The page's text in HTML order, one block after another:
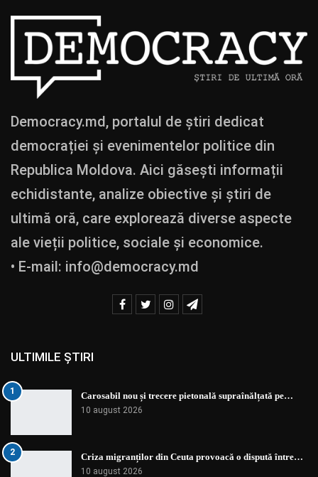
Democracy.md, portalul de știri dedicat
democrației și evenimentelor politice din
Republica Moldova. Aici găsești informații
echidistante, analize obiective și știri de
ultimă oră, care explorează diverse aspecte
ale vieții politice, sociale și economice.
• E-mail: info@democracy.md
ULTIMILE ȘTIRI
1 Carosabil nou și trecere pietonală supraînălțată pe…
10 august 2026
2 Criza migranților din Ceuta provoacă o dispută între…
10 august 2026